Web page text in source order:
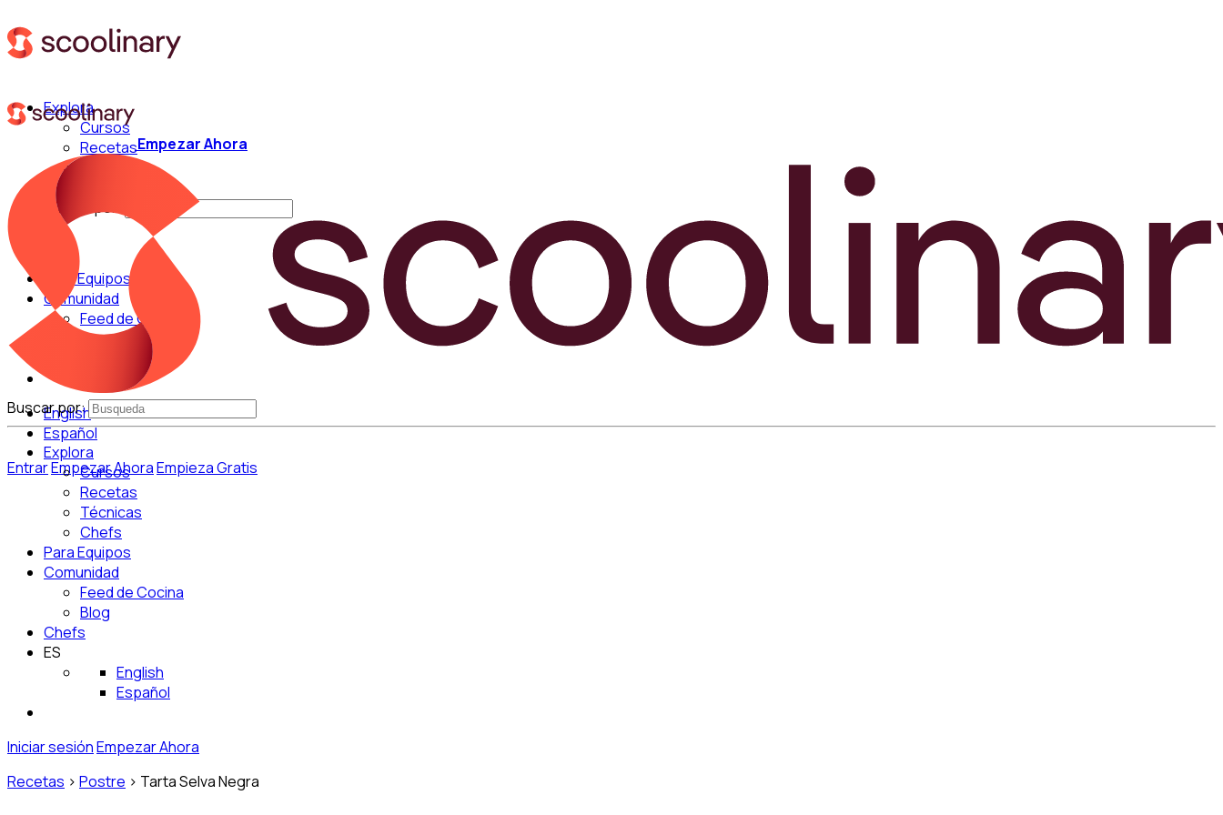
Explora
Cursos
Recetas
Buscar por:
Para Equipos
Comunidad
Feed de Cocina
Blog
English
Español
EntrarEmpezar AhoraEmpieza Gratis
Empezar Ahora
Buscar por:
Explora
Cursos
Recetas
Técnicas
Chefs
Para Equipos
Comunidad
Feed de Cocina
Blog
Chefs
ES
English
Español
Iniciar sesiónEmpezar Ahora
Recetas > Postre > Tarta Selva Negra